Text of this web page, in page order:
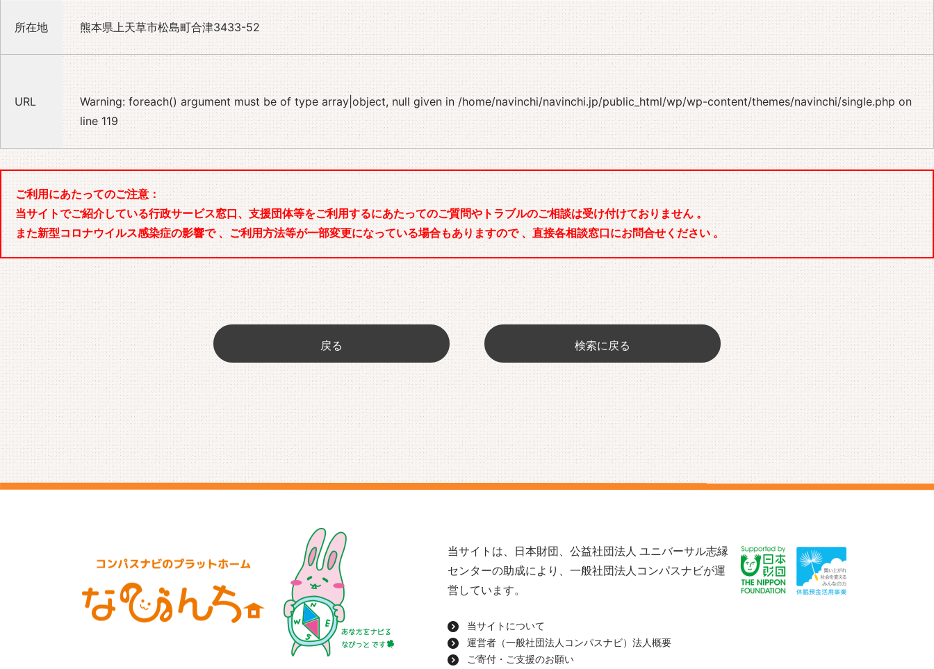
所在地 熊本県上天草市松島町合津3433-52
URL Warning: foreach() argument must be of type array|object, null given in/home/navinchi/navinchi.jp/public_html/wp/wp-content/themes/navinchi/single.php on
line119
ご利用にあたってのご注意：
当サイトでご紹介している行政サービス窓口、支援団体等をご利用するにあたってのご質問やトラブルのご相談は受け付けておりません 。
また新型コロナウイルス感染症の影響で 、ご利用方法等が一部変更になっている場合もありますので 、直接各相談窓口にお問合せください 。
戻る 検索に戻る
当サイトは、日本財団、公益社団法人 ユニバーサル志縁
センターの助成により、一般社団法人コンパスナビが運
営しています。
当サイトについて
運営者（一般社団法人コンパスナビ）法人概要
ご寄付・ご支援のお願い